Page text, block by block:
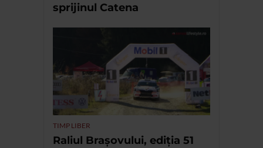
sprijinul Catena
TIMP LIBER
Raliul Brașovului, ediția 51